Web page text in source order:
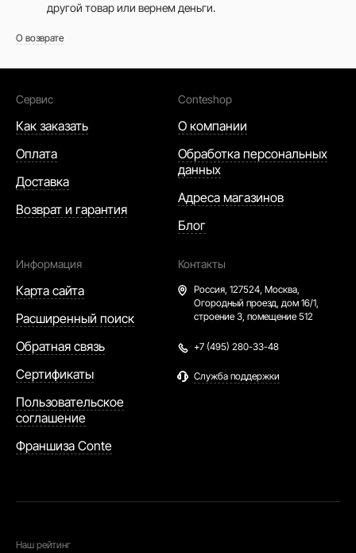
другой товар или вернем деньги.
О возврате
Сервис
Как заказать
Оплата
Доставка
Возврат и гарантия
Conteshop
О компании
Обработка персональных
данных
Адреса магазинов
Блог
Информация
Карта сайта
Расширенный поиск
Обратная связь
Сертификаты
Пользовательское
соглашение
Франшиза Conte
Контакты
Россия, 127524, Москва,
Огородный проезд, дом 16/1,
строение 3, помещение 512
+7 (495) 280-33-48
Служба поддержки
Наш рейтинг